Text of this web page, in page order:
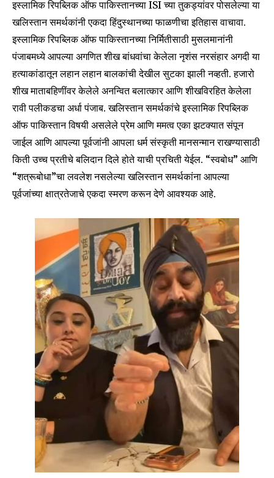
इस्लामिक रिपब्लिक ऑफ पाकिस्तानच्या ISI च्या तुकड्यांवर पोसलेल्या या
खलिस्तान समर्थकांनी एकदा हिंदुस्थानच्या फाळणीचा इतिहास वाचावा.
इस्लामिक रिपब्लिक ऑफ पाकिस्तानच्या निर्मितीसाठी मुसलमानांनी
पंजाबमध्ये आपल्या अगणित शीख बांधवांचा केलेला नृशंस नरसंहार अगदी या
हत्याकांडातून लहान लहान बालकांची देखील सुटका झाली नव्हती. हजारो
शीख माताबहिणींवर केलेले अनन्वित बलात्कार आणि शीखविरहित केलेला
रावी पलीकडचा अर्धा पंजाब. खलिस्तान समर्थकांचे इस्लामिक रिपब्लिक
ऑफ पाकिस्तान विषयी असलेले प्रेम आणि ममत्व एका झटक्यात संपून
जाईल आणि आपल्या पूर्वजांनी आपला धर्म संस्कृती मानसन्मान राखण्यासाठी
किती उच्च प्रतीचे बलिदान दिले होते याची प्रचिती येईल. “स्वबोध” आणि
“शत्रूबोधा”चा लवलेश नसलेल्या खलिस्तान समर्थकांना आपल्या
पूर्वजांच्या क्षात्रतेजाचे एकदा स्मरण करून देणे आवश्यक आहे.